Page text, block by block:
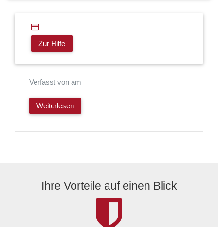
Zur Hilfe
Verfasst von am
Weiterlesen
Ihre Vorteile auf einen Blick